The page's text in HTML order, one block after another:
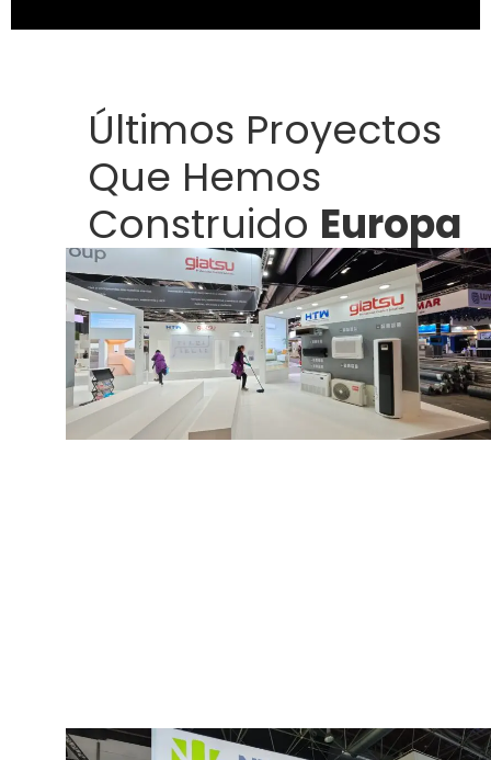
Últimos Proyectos
Que Hemos
Construido Europa